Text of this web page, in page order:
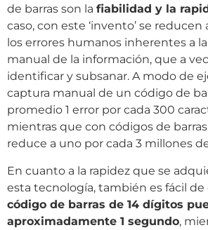
de barras son la fiabilidad y la
caso, con este ‘invento’ se
los errores humanos inherentes a
manual de la información, que a
identificar y subsanar. A modo de
captura manual de un código de
promedio 1 error por cada 300
mientras que con códigos de
reduce a uno por cada 3 millones
En cuanto a la rapidez que se
esta tecnología, también es fácil de
código de barras de 14 dígitos
aproximadamente 1 segundo,